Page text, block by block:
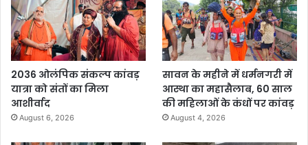
2036 ओलंपिक संकल्प कांवड़
यात्रा को संतों का मिला
आशीर्वाद
August 6, 2026
सावन के महीने में धर्मनगरी में
आस्था का महासैलाब, 60 साल
की महिलाओं के कंधों पर कांवड़
August 4, 2026